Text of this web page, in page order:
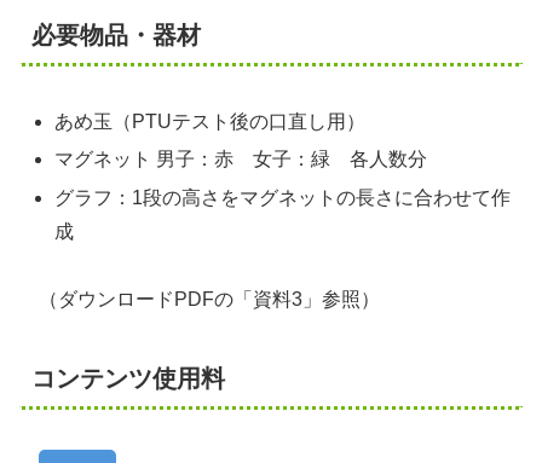
必要物品・器材
あめ玉（PTUテスト後の口直し用）
マグネット 男子：赤 女子：緑 各人数分
グラフ：1段の高さをマグネットの長さに合わせて作
成
（ダウンロードPDFの「資料3」参照）
コンテンツ使用料